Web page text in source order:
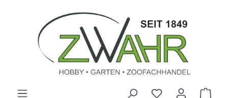
Zum Hauptinhalt springen